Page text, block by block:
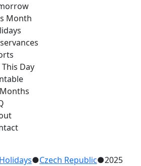
Month
This Day
Holidays●Czech Republic●2025